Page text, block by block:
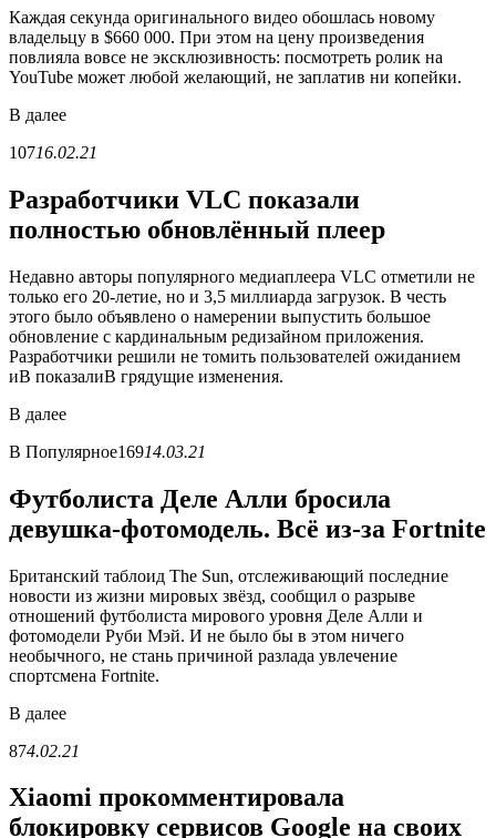
Каждая секунда оригинального видео обошлась новому
владельцу в $660 000. При этом на цену произведения
повлияла вовсе не эксклюзивность: посмотреть ролик на
YouTube может любой желающий, не заплатив ни копейки.
В далее
10716.02.21
Разработчики VLC показали
полностью обновлённый плеер
Недавно авторы популярного медиаплеера VLC отметили не
только его 20-летие, но и 3,5 миллиарда загрузок. В честь
этого было объявлено о намерении выпустить большое
обновление с кардинальным редизайном приложения.
Разработчики решили не томить пользователей ожиданием
иВ показалиВ грядущие изменения.
В далее
В Популярное16914.03.21
Футболиста Деле Алли бросила
девушка-фотомодель. Всё из-за Fortnite
Британский таблоид The Sun, отслеживающий последние
новости из жизни мировых звёзд, сообщил о разрыве
отношений футболиста мирового уровня Деле Алли и
фотомодели Руби Мэй. И не было бы в этом ничего
необычного, не стань причиной разлада увлечение
спортсмена Fortnite.
В далее
874.02.21
Xiaomi прокомментировала
блокировку сервисов Google на своих